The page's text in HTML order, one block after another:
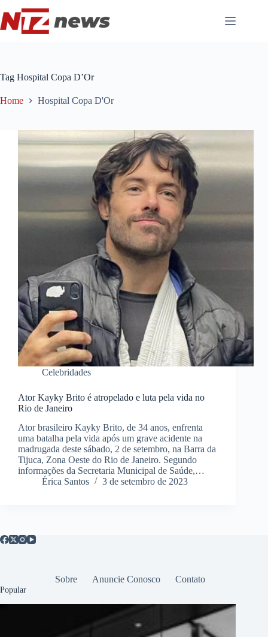
para
o
conteúdo
Tag Hospital Copa D’Or
Home Hospital Copa D'Or
Celebridades
Ator Kayky Brito é atropelado e luta pela vida no
Rio de Janeiro
Ator brasileiro Kayky Brito, de 34 anos, enfrenta
uma batalha pela vida após um grave acidente na
madrugada deste sábado, 2 de setembro, na Barra da
Tijuca, Zona Oeste do Rio de Janeiro. Segundo
informações da Secretaria Municipal de Saúde,…
Érica Santos
3 de setembro de 2023
Sobre Anuncie Conosco Contato
Popular